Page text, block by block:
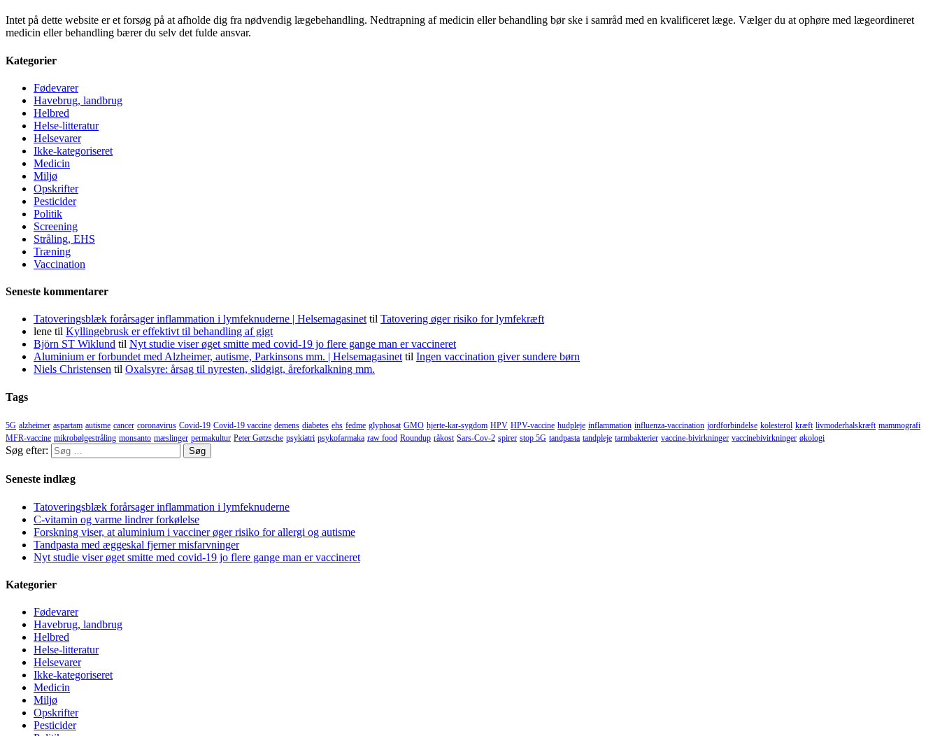
Intet på dette website er et forsøg på at afholde dig fra nødvendig lægebehandling. Nedtrapning af medicin eller behandling bør ske i samråd med en kvalificeret læge. Vælger du at ophøre med lægeordineret
medicin eller behandling bærer du selv det fulde ansvar.
Kategorier
Fødevarer
Havebrug, landbrug
Helbred
Helse-litteratur
Helsevarer
Ikke-kategoriseret
Medicin
Miljø
Opskrifter
Pesticider
Politik
Screening
Stråling, EHS
Træning
Vaccination
Seneste kommentarer
Tatoveringsblæk forårsager inflammation i lymfeknuderne | Helsemagasinettil Tatovering øger risiko for lymfekræft
lene til Kyllingebrusk er effektivt til behandling af gigt
Björn ST Wiklund til Nyt studie viser øget smitte med covid-19 jo flere gange man er vaccineret
Aluminium er forbundet med Alzheimer, autisme, Parkinsons mm. | Helsemagasinettil Ingen vaccination giver sundere børn
Niels Christensen til Oxalsyre: årsag til nyresten, slidgigt, åreforkalkning mm.
Tags
5G alzheimer aspartam autisme cancer coronavirus Covid-19 Covid-19 vaccine demens diabetes ehs fedme glyphosat GMO hjerte-kar-sygdom HPV HPV-vaccine hudpleje inflammation influenza-vaccination jordforbindelse kolesterol kræft livmoderhalskræft mammografi
MFR-vaccine mikrobølgestråling monsanto mæslinger permakultur Peter Gøtzsche psykiatri psykofarmaka raw food Roundup råkost Sars-Cov-2 spirer stop 5G tandpasta tandpleje tarmbakterier vaccine-bivirkninger vaccinebivirkninger økologi
Søg efter:
Seneste indlæg
Tatoveringsblæk forårsager inflammation i lymfeknuderne
C-vitamin og varme lindrer forkølelse
Forskning viser, at aluminium i vacciner øger risiko for allergi og autisme
Tandpasta med æggeskal fjerner misfarvninger
Nyt studie viser øget smitte med covid-19 jo flere gange man er vaccineret
Kategorier
Fødevarer
Havebrug, landbrug
Helbred
Helse-litteratur
Helsevarer
Ikke-kategoriseret
Medicin
Miljø
Opskrifter
Pesticider